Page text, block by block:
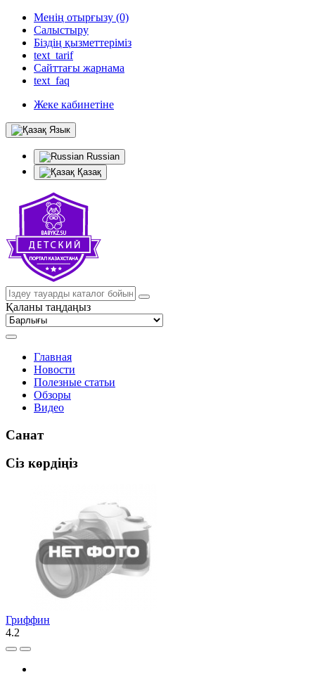
Менің отырғызу (0)
Салыстыру
Біздің қызметтеріміз
text_tarif
Сайттағы жарнама
text_faq
Жеке кабинетіне
Язык
Russian
Қазақ
Қаланы таңдаңыз
Главная
Новости
Полезные статьи
Обзоры
Видео
Санат
Сіз көрдіңіз
Гриффин
4.2